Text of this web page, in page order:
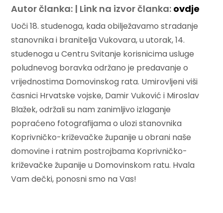
Autor članka: | Link na izvor članka: ovdje
Uoči 18. studenoga, kada obilježavamo stradanje
stanovnika i branitelja Vukovara, u utorak, 14.
studenoga u Centru Svitanje korisnicima usluge
poludnevog boravka održano je predavanje o
vrijednostima Domovinskog rata. Umirovljeni viši
časnici Hrvatske vojske, Damir Vuković i Miroslav
Blažek, održali su nam zanimljivo izlaganje
popraćeno fotografijama o ulozi stanovnika
Koprivničko-križevačke županije u obrani naše
domovine i ratnim postrojbama Koprivničko-
križevačke županije u Domovinskom ratu. Hvala
Vam dečki, ponosni smo na Vas!